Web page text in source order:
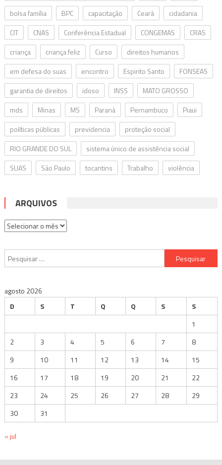
bolsa família
BPC capacitação Ceará
cidadania
CIT
CNAS Conferência Estadual CONGEMAS
CRAS
criança
criança feliz Curso
direitos humanos
em defesa do suas
encontro Espirito Santo
FONSEAS
garantia de direitos
idoso INSS
MATO GROSSO
mds
Minas MS Paraná Pernambuco
Piaui
políticas públicas
previdencia
proteção social
RIO GRANDE DO SUL
sistema único de assistência social
SUAS
São Paulo tocantins Trabalho violência
ARQUIVOS
Arquivos
Pesquisar
por:
agosto 2026
D
S T Q Q S
S
1
2
3 4 5 6 7
8
9
10 11 12 13 14
15
16
17 18 19 20 21
22
23
24 25 26 27 28
29
30
31
« jul